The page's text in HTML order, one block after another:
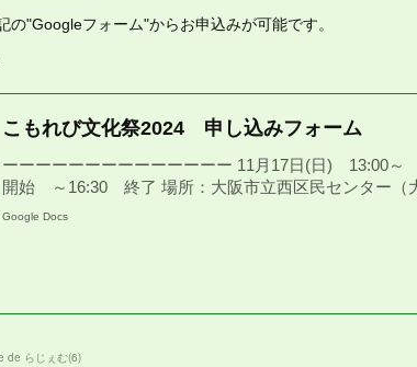
"Googleフォーム"からお申込みが可能です。
こもれび文化祭2024 申し込みフォーム
ーーーーーーーーーーーーーー 11月17日(日) 13:00
開始 ～16:30 終了 場所：大阪市立西区民センター（
Google Docs
de らじぇむ(6)